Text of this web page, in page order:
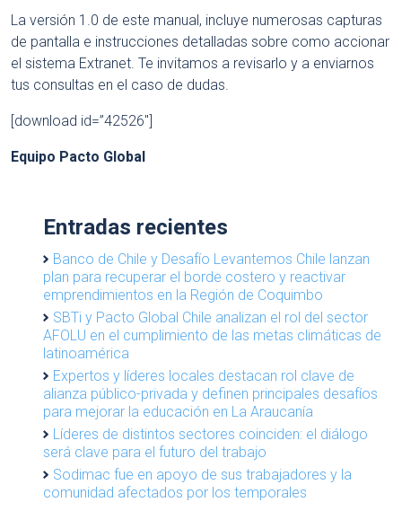
La versión 1.0 de este manual, incluye numerosas capturas
de pantalla e instrucciones detalladas sobre como accionar
el sistema Extranet. Te invitamos a revisarlo y a enviarnos
tus consultas en el caso de dudas.
[download id=”42526″]
Equipo Pacto Global
Entradas recientes
Banco de Chile y Desafío Levantemos Chile lanzan
plan para recuperar el borde costero y reactivar
emprendimientos en la Región de Coquimbo
SBTi y Pacto Global Chile analizan el rol del sector
AFOLU en el cumplimiento de las metas climáticas de
latinoamérica
Expertos y líderes locales destacan rol clave de
alianza público-privada y definen principales desafíos
para mejorar la educación en La Araucanía
Líderes de distintos sectores coinciden: el diálogo
será clave para el futuro del trabajo
Sodimac fue en apoyo de sus trabajadores y la
comunidad afectados por los temporales